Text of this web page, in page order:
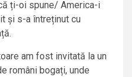
ți-oi spune/ America-i
și s-a întreținut cu
am fost invitată la un
români bogați, unde